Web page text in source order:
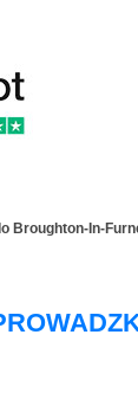
Broughton-In-